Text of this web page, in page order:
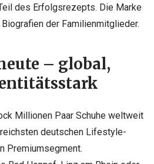
des Erfolgsrezepts. Die Marke
der Familienmitglieder.
– global,
Millionen Paar Schuhe weltweit
deutschen Lifestyle-
Premiumsegment.